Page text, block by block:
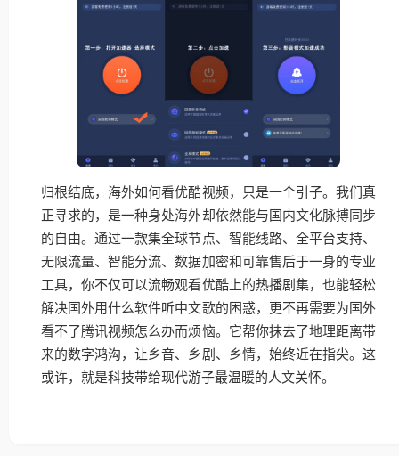
归根结底，海外如何看优酷视频，只是一个引子。我们真
正寻求的，是一种身处海外却依然能与国内文化脉搏同步
的自由。通过一款集全球节点、智能线路、全平台支持、
无限流量、智能分流、数据加密和可靠售后于一身的专业
工具，你不仅可以流畅观看优酷上的热播剧集，也能轻松
解决国外用什么软件听中文歌的困惑，更不再需要为国外
看不了腾讯视频怎么办而烦恼。它帮你抹去了地理距离带
来的数字鸿沟，让乡音、乡剧、乡情，始终近在指尖。这
或许，就是科技带给现代游子最温暖的人文关怀。